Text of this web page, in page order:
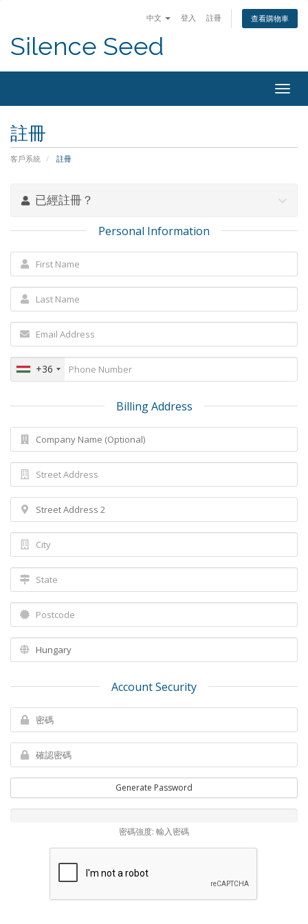
中文 登入 註冊 查看購物車
Silence Seed
註冊
客戶系統 註冊
已經註冊？
Personal Information
+36
Billing Address
Account Security
Generate Password
密碼強度: 輸入密碼